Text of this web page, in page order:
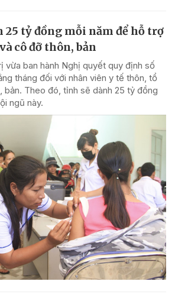
25 tỷ đồng mỗi năm để hỗ trợ
cô đỡ thôn, bản
vừa ban hành Nghị quyết quy định số
tháng đối với nhân viên y tế thôn, tổ
bản. Theo đó, tỉnh sẽ dành 25 tỷ đồng
ngũ này.